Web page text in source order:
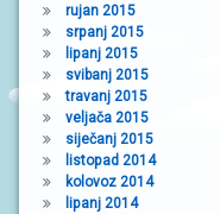
rujan 2015
srpanj 2015
lipanj 2015
svibanj 2015
travanj 2015
veljača 2015
siječanj 2015
listopad 2014
kolovoz 2014
lipanj 2014